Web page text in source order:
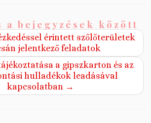
a bejegyzések között
érintett szőlőterületek
jelentkező feladatok
a gipszkarton és az
hulladékok leadásával
kapcsolatban →